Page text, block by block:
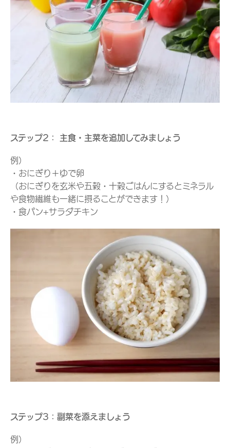
ステップ2： 主食・主菜を追加してみましょう
例）
・おにぎり＋ゆで卵
（おにぎりを玄米や五穀・十穀ごはんにするとミネラル
や食物繊維も一緒に摂ることができます！）
・食パン+サラダチキン
ステップ3：副菜を添えましょう
例）